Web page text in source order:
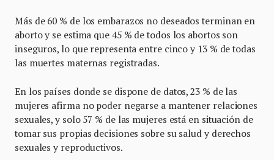
Más de 60 % de los embarazos no deseados terminan en
aborto y se estima que 45 % de todos los abortos son
inseguros, lo que representa entre cinco y 13 % de todas
las muertes maternas registradas.
En los países donde se dispone de datos, 23 % de las
mujeres afirma no poder negarse a mantener relaciones
sexuales, y solo 57 % de las mujeres está en situación de
tomar sus propias decisiones sobre su salud y derechos
sexuales y reproductivos.